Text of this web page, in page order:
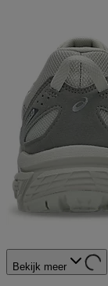
Bekijk meer